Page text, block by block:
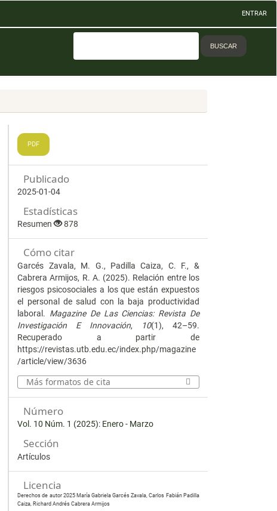
ENTRAR
BUSCAR
PDF
Publicado
2025-01-04
Estadísticas
Resumen 878
Cómo citar
Garcés Zavala, M. G., Padilla Caiza, C. F., &
Cabrera Armijos, R. A. (2025). Relación entre los
riesgos psicosociales a los que están expuestos
el personal de salud con la baja productividad
laboral. Magazine De Las Ciencias: Revista De
Investigación E Innovación, 10(1), 42–59.
Recuperado a partir de
https://revistas.utb.edu.ec/index.php/magazine
/article/view/3636
Más formatos de cita
Número
Vol. 10 Núm. 1 (2025): Enero - Marzo
Sección
Artículos
Licencia
Derechos de autor 2025 María Gabriela Garcés Zavala, Carlos Fabián Padilla
Caiza, Richard Andrés Cabrera Armijos